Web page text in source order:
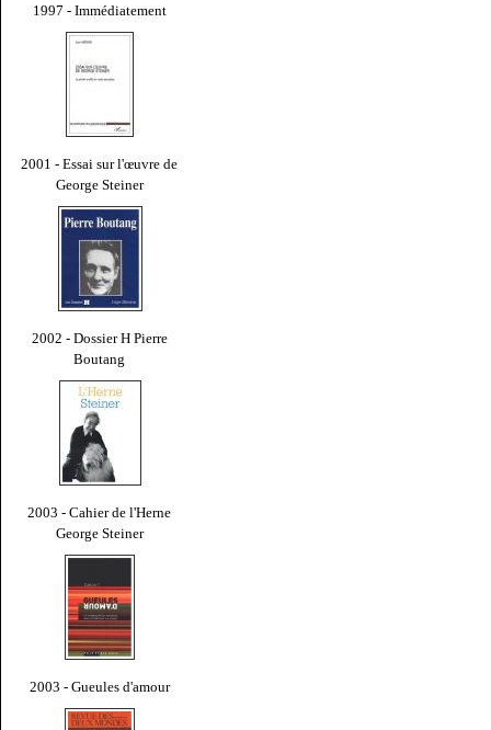
1997 - Immédiatement
2001 - Essai sur l'œuvre de
George Steiner
2002 - Dossier H Pierre
Boutang
2003 - Cahier de l'Herne
George Steiner
2003 - Gueules d'amour